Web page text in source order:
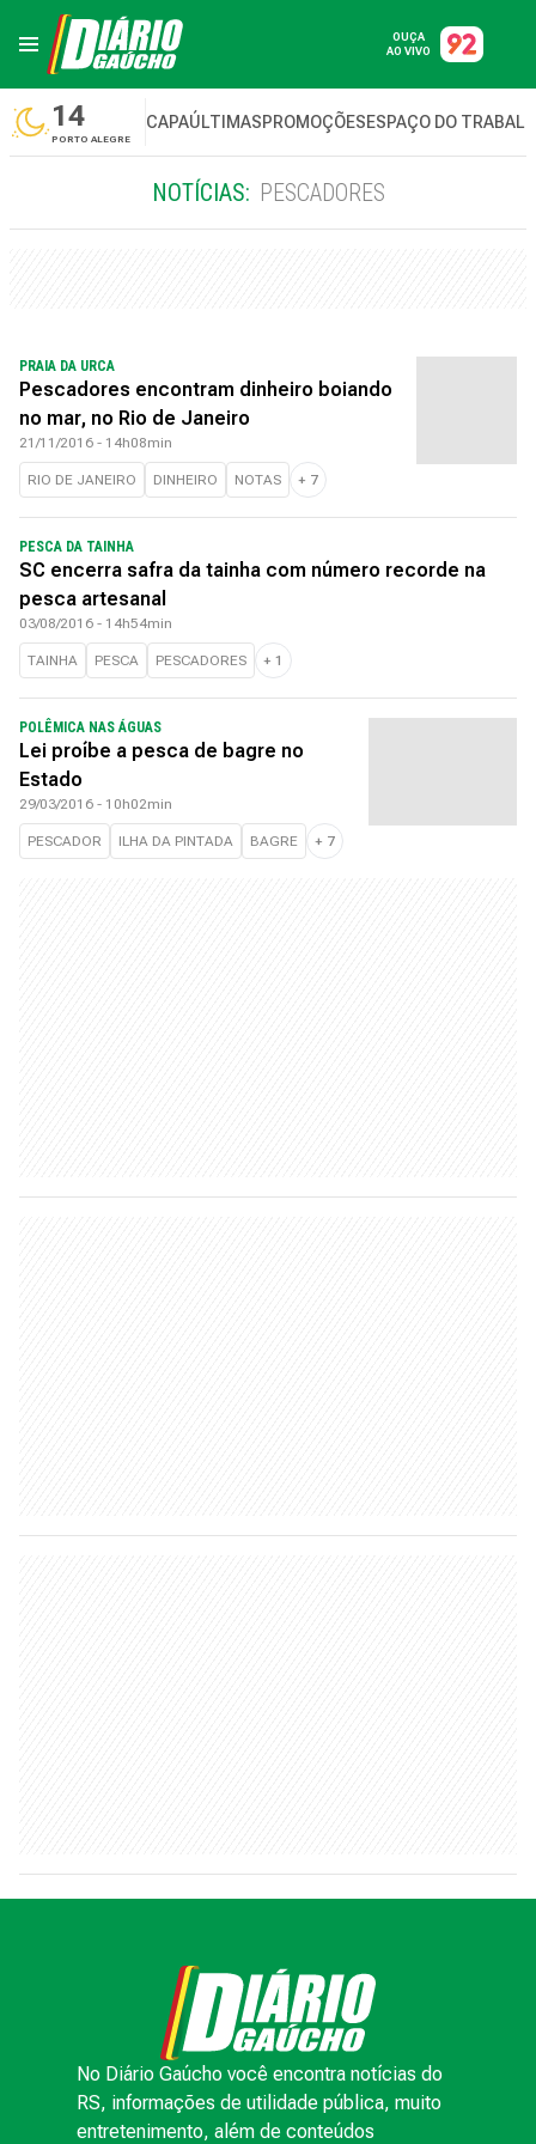
OUÇA
AO VIVO
14
PORTO ALEGRE
CAPAÚLTIMASPROMOÇÕESESPAÇO DO
NOTÍCIAS: PESCADORES
PRAIA DA URCA
Pescadores encontram dinheiro boiando
no mar, no Rio de Janeiro
21/11/2016 - 14h08min
RIO DE JANEIRO DINHEIRO NOTAS + 7
PESCA DA TAINHA
SC encerra safra da tainha com número recorde na
pesca artesanal
03/08/2016 - 14h54min
TAINHA PESCA PESCADORES + 1
POLÊMICA NAS ÁGUAS
Lei proíbe a pesca de bagre no
Estado
29/03/2016 - 10h02min
PESCADOR ILHA DA PINTADA BAGRE + 7
No Diário Gaúcho você encontra notícias do
RS, informações de utilidade pública, muito
entretenimento, além de conteúdos